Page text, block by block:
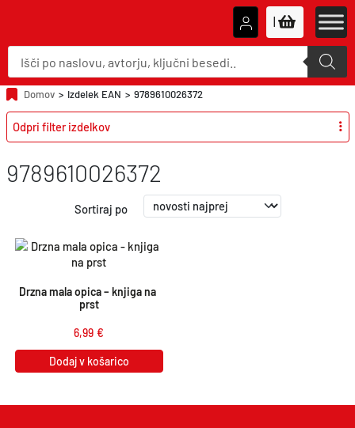
P
o
d
u
c
t
s
r
c
|
Domov > Izdelek EAN > 9789610026372
9789610026372
Sortiraj po
Drzna mala opica – knjiga na
prst
6,99 €
Dodaj v košarico
Odpri filter izdelkov